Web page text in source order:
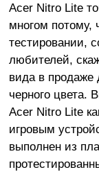
Acer Nitro Lite
многом потому,
тестировании,
любителей,
вида в продаже
черного цвета.
Acer Nitro Lite
игровым
выполнен из